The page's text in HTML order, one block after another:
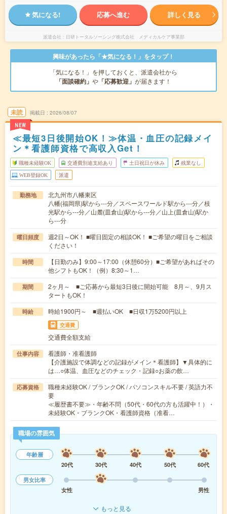
気になる! 応募へ進む 詳しく見る
派遣会社 日研トータルソーシング株式会社 メディカルケア事業部
興味があったら「★気になる！」をタップ！
「気になる！」を押しておくと、派遣会社から
「面談確約」 や 「応募歓迎」 が届きます！
未読
NEW
掲載日 2026/08/07
≪最短3日後開始OK！≫体温・血圧の記録メイ
ン＊看護師資格で高収入Get！
職種未経験OK 交通費別途支給あり 土日祝日が休み 残業なし
WEB登録OK 派遣
勤務地
北九州市八幡東区
八幡(福岡県)駅から---分／スペースワールド駅から---分／枝
光駅から---分／山麓(皿倉山)駅から---分／山上(皿倉山)駅か
ら---分
曜日頻度
週2日～OK！ ■曜日固定の相談OK！ ■ご希望の曜日をご相談
ください！
時間
【日勤のみ】9:00～17:00（休憩60分）■ご希望があればその
他シフトもOK！（例）8:30～1…
期間
2ヶ月～ ■ご応募から最短3日後に開始可能 8月～、9月ス
タートもOK！
時給 時給1900円～ ■週払いOK ■日収1万5200円以上
交通費
交通費全額支給
仕事内容
看護師・准看護師
【介護施設で体調などの記録がメイン＊看護師】▼具体的に
は…○体温、血圧などのチェック・記録○お薬の飲…
応募資格
職種未経験OK / ブランクOK / パソコンスキル不要 / 英語力不
要
≪履歴書不要≫・年齢不問（50代・60代の方も活躍中！）・
未経験OK・ブランクOK・看護師資格（准看…
職場の雰囲気
年齢層
20代
30代 40代 50代
60代
男女比率
女性
男性
もっと見る